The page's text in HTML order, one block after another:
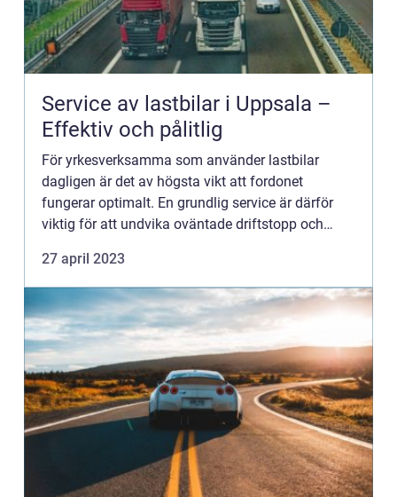
Service av lastbilar i Uppsala –
Effektiv och pålitlig
För yrkesverksamma som använder lastbilar
dagligen är det av högsta vikt att fordonet
fungerar optimalt. En grundlig service är därför
viktig för att undvika oväntade driftstopp och
27 april 2023